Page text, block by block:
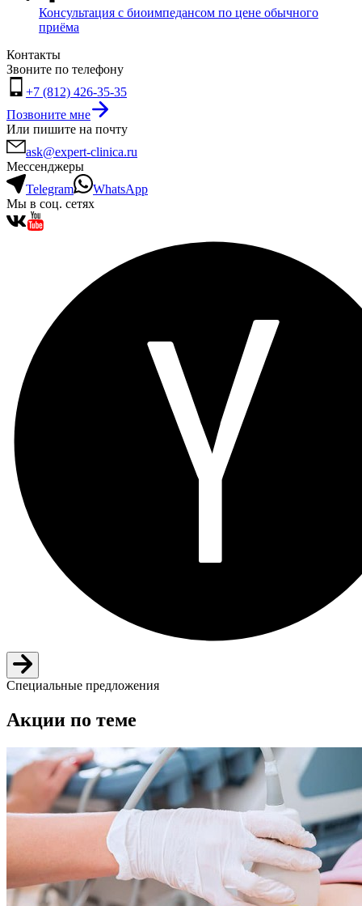
Консультация с биоимпедансом по цене обычного
приёма
Контакты
Звоните по телефону
+7 (812) 426-35-35
Позвоните мне
Или пишите на почту
ask@expert-clinica.ru
Мессенджеры
Telegram
WhatsApp
Мы в соц. сетях
Специальные предложения
Акции по теме